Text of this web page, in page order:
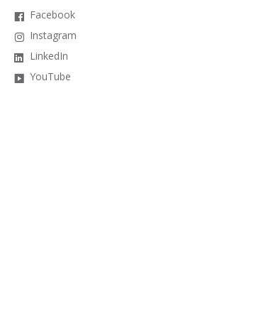
Facebook
Instagram
LinkedIn
YouTube